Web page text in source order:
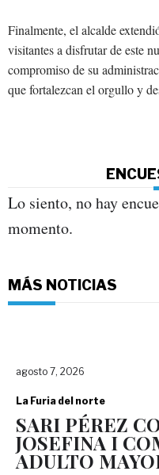
Finalmente, el alcalde
visitantes a disfrutar de este
compromiso de su
que fortalezcan el orgullo y
Lo siento, no hay
momento.
MÁS NOTICIAS
agosto 7, 2026
La Furia del norte
SARI PÉREZ
JOSEFINA I
ADULTO